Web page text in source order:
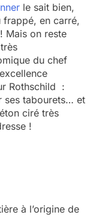
le sait bien,
frappé, en carré,
Mais on reste
du chef
Rothschild :
ses tabourets… et
ciré très
!
à l’origine de